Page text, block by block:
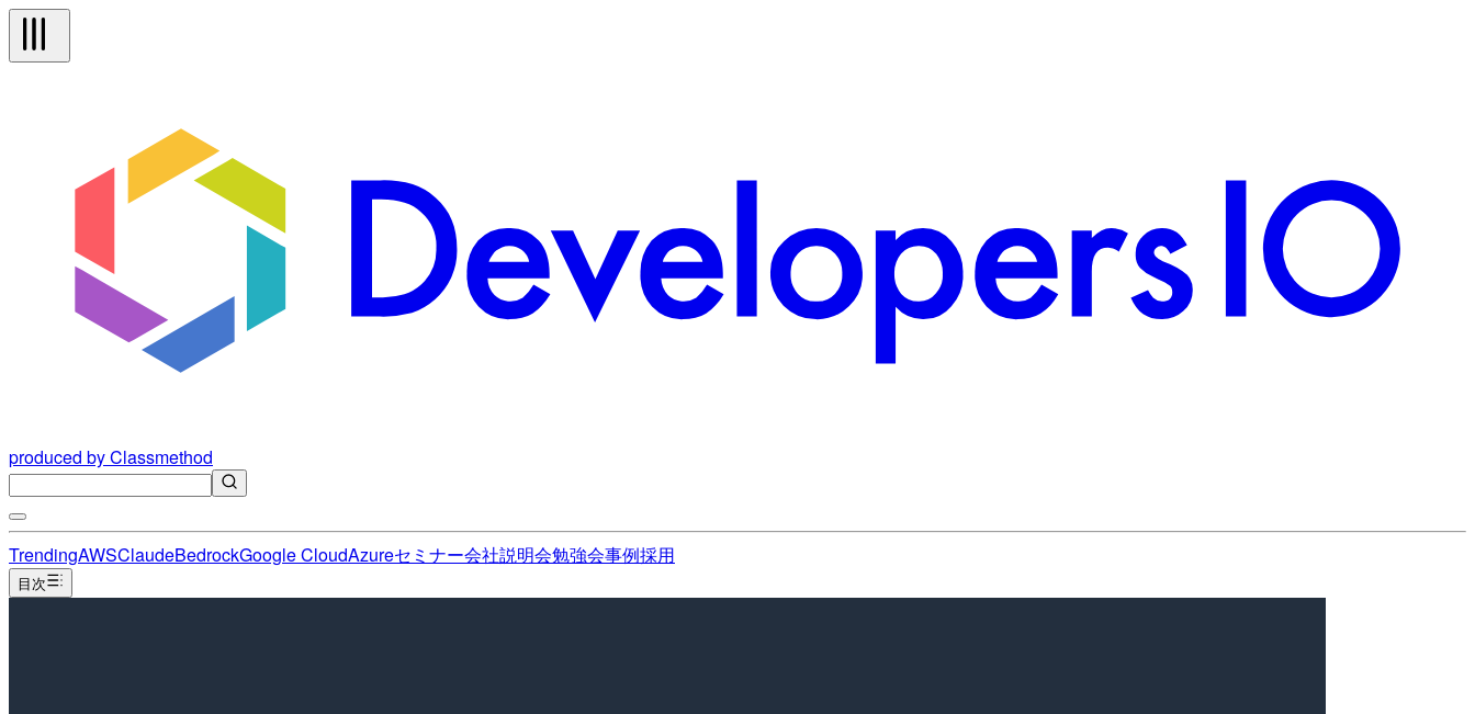
produced by Classmethod
TrendingAWSClaudeBedrockGoogle CloudAzureセミナー会社説明会勉強会事例採用
目次